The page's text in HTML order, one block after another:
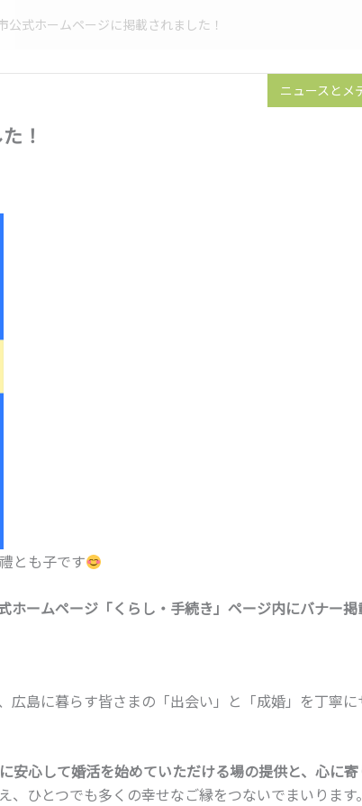
公式ホームページに掲載されました！
ニュースとメ
！
とも子です
ホームページ「くらし・手続き」ページ内にバナー掲
広島に暮らす皆さまの「出会い」と「成婚」を丁寧に
安心して婚活を始めていただける場の提供と、心に寄
、ひとつでも多くの幸せなご縁をつないでまいります。